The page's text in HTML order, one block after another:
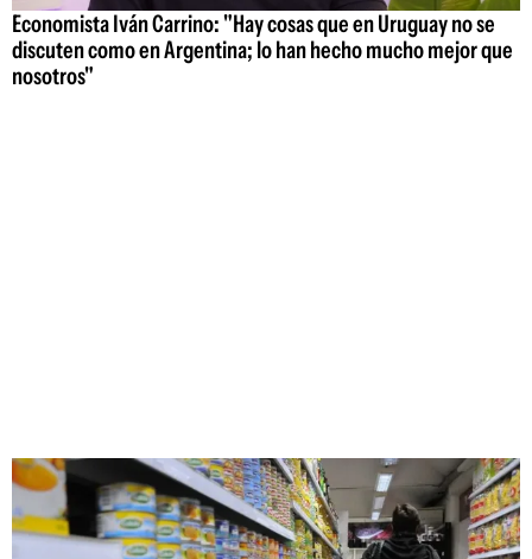
Economista Iván Carrino: "Hay cosas que en Uruguay no se
discuten como en Argentina; lo han hecho mucho mejor que
nosotros"